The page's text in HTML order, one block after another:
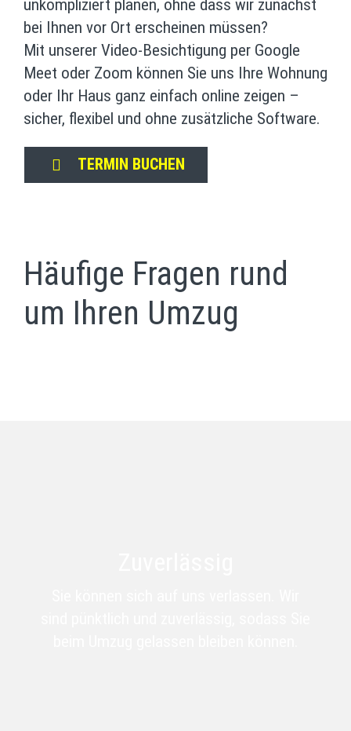
unkompliziert planen, ohne dass wir zunächst
bei Ihnen vor Ort erscheinen müssen?
Mit unserer Video-Besichtigung per Google
Meet oder Zoom können Sie uns Ihre Wohnung
oder Ihr Haus ganz einfach online zeigen –
sicher, flexibel und ohne zusätzliche Software.
TERMIN BUCHEN
Häufige Fragen rund
um Ihren Umzug